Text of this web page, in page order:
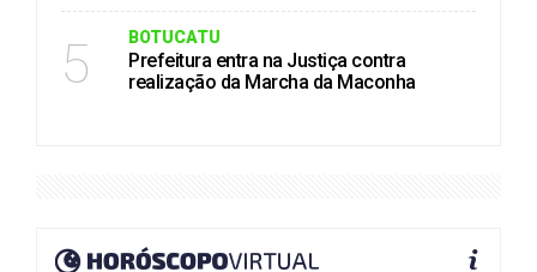
5 BOTUCATU
Prefeitura entra na Justiça contra
realização da Marcha da Maconha